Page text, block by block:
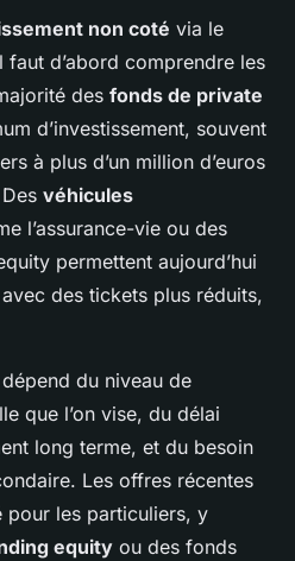
non coté via le
d’abord comprendre les
des fonds de private
d’investissement, souvent
à plus d’un million d’euros
véhicules
l’assurance-vie ou des
permettent aujourd’hui
des tickets plus réduits,
du niveau de
que l’on vise, du délai
long terme, et du besoin
Les offres récentes
pour les particuliers, y
equity ou des fonds